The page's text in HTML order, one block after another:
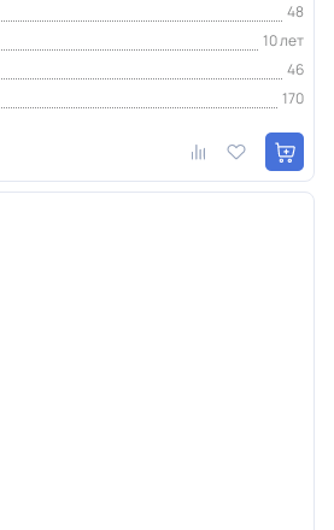
48
10 лет
46
170